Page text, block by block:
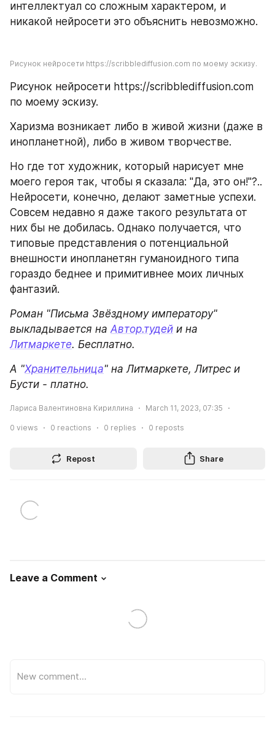
интеллектуал со сложным характером, и
никакой нейросети это объяснить невозможно.
Рисунок нейросети https://scribblediffusion.com по моему эскизу.
Рисунок нейросети https://scribblediffusion.com
по моему эскизу.
Харизма возникает либо в живой жизни (даже в
инопланетной), либо в живом творчестве.
Но где тот художник, который нарисует мне
моего героя так, чтобы я сказала: "Да, это он!"?..
Нейросети, конечно, делают заметные успехи.
Совсем недавно я даже такого результата от
них бы не добилась. Однако получается, что
типовые представления о потенциальной
внешности инопланетян гуманоидного типа
гораздо беднее и примитивнее моих личных
фантазий.
Роман "Письма Звёздному императору"
выкладывается на Автор.тудей
Литмаркете. Бесплатно.
А "Хранительница" на Литмаркете, Литрес и
Бусти - платно.
Лариса Валентиновна Кириллина March 11, 2023, 07:35
0 views 0 reactions 0 replies 0 reposts
Repost Share
Leave a Comment